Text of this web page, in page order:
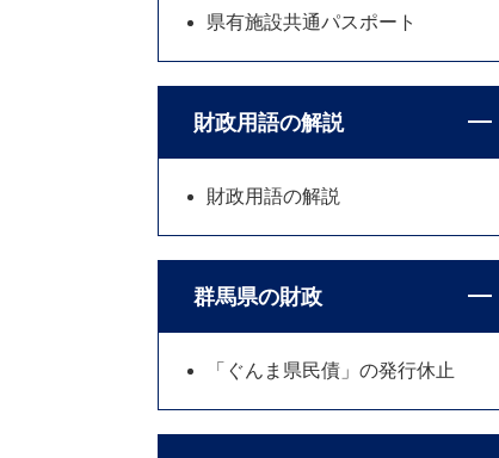
県有施設共通パスポート
財政用語の解説
財政用語の解説
群馬県の財政
「ぐんま県民債」の発行休止